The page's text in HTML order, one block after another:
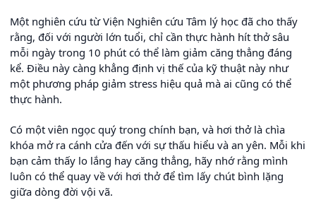
Một nghiên cứu từ Viện Nghiên cứu Tâm lý học đã cho thấy
rằng, đối với người lớn tuổi, chỉ cần thực hành hít thở sâu
mỗi ngày trong 10 phút có thể làm giảm căng thẳng đáng
kể. Điều này càng khẳng định vị thế của kỹ thuật này như
một phương pháp giảm stress hiệu quả mà ai cũng có thể
thực hành.
Có một viên ngọc quý trong chính bạn, và hơi thở là chìa
khóa mở ra cánh cửa đến với sự thấu hiểu và an yên. Mỗi khi
bạn cảm thấy lo lắng hay căng thẳng, hãy nhớ rằng mình
luôn có thể quay về với hơi thở để tìm lấy chút bình lặng
giữa dòng đời vội vã.